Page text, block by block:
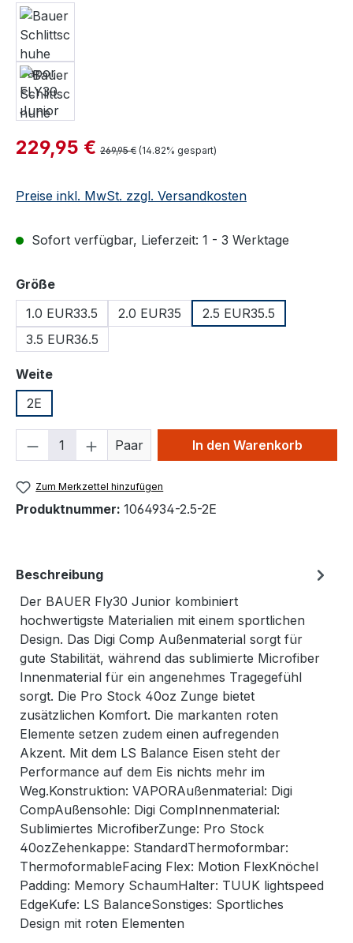
Verkaufspreis:
229,95 € Regulärer Preis:
269,95 € (14.82% gespart)
Preise inkl. MwSt. zzgl. Versandkosten
Sofort verfügbar, Lieferzeit: 1 - 3 Werktage
Größeauswählen
1.0 EUR33.5
2.0 EUR35
2.5 EUR35.5
3.5 EUR36.5
Weiteauswählen
2E
Produkt Anzahl: Gib den
Paar In den Warenkorb
Zum Merkzettel hinzufügen
Produktnummer: 1064934-2.5-2E
Beschreibung
Der BAUER Fly30 Junior kombiniert
hochwertigste Materialien mit einem sportlichen
Design. Das Digi Comp Außenmaterial sorgt für
gute Stabilität, während das sublimierte Microfiber
Innenmaterial für ein angenehmes Tragegefühl
sorgt. Die Pro Stock 40oz Zunge bietet
zusätzlichen Komfort. Die markanten roten
Elemente setzen zudem einen aufregenden
Akzent. Mit dem LS Balance Eisen steht der
Performance auf dem Eis nichts mehr im
Weg.Konstruktion: VAPORAußenmaterial: Digi
CompAußensohle: Digi CompInnenmaterial:
Sublimiertes MicrofiberZunge: Pro Stock
40ozZehenkappe: StandardThermoformbar:
ThermoformableFacing Flex: Motion FlexKnöchel
Padding: Memory SchaumHalter: TUUK lightspeed
EdgeKufe: LS BalanceSonstiges: Sportliches
Design mit roten Elementen